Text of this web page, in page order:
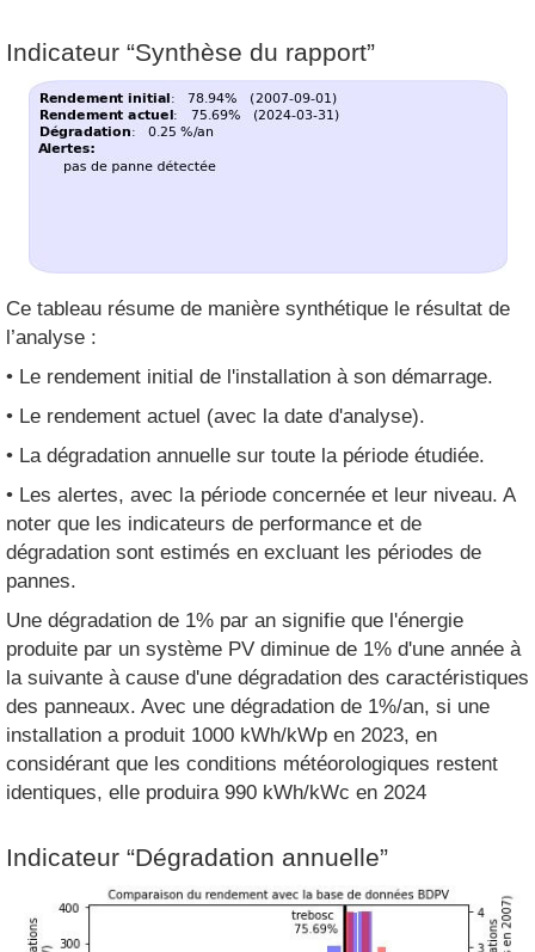
Indicateur “Synthèse du rapport”
Ce tableau résume de manière synthétique le résultat de
l’analyse :
• Le rendement initial de l'installation à son démarrage.
• Le rendement actuel (avec la date d'analyse).
• La dégradation annuelle sur toute la période étudiée.
• Les alertes, avec la période concernée et leur niveau. A
noter que les indicateurs de performance et de
dégradation sont estimés en excluant les périodes de
pannes.
Une dégradation de 1% par an signifie que l'énergie
produite par un système PV diminue de 1% d'une année à
la suivante à cause d'une dégradation des caractéristiques
des panneaux. Avec une dégradation de 1%/an, si une
installation a produit 1000 kWh/kWp en 2023, en
considérant que les conditions météorologiques restent
identiques, elle produira 990 kWh/kWc en 2024
Indicateur “Dégradation annuelle”